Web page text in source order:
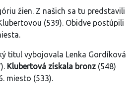
žien. Z našich sa tu predstavili
(539). Obidve postúpili
titul vybojovala Lenka Gordíková
Klubertová získala bronz (548)
miesto (533).